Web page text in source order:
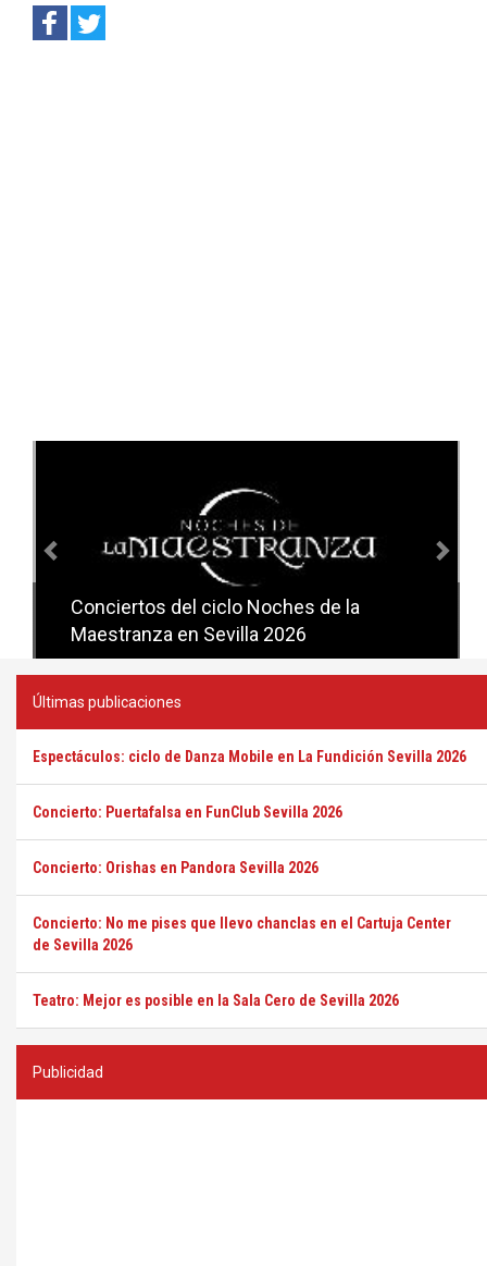
Conciertos del ciclo Noches de la
Maestranza en Sevilla 2026
Conciertos del ciclo Candlelight en
Sevilla
Últimas publicaciones
Espectáculos: ciclo de Danza Mobile en La Fundición Sevilla 2026
Concierto: Puertafalsa en FunClub Sevilla 2026
Concierto: Orishas en Pandora Sevilla 2026
Concierto: No me pises que llevo chanclas en el Cartuja Center
de Sevilla 2026
Teatro: Mejor es posible en la Sala Cero de Sevilla 2026
Publicidad